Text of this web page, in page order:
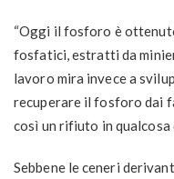
“Oggi il fosforo è
fosfatici, estratti da
lavoro mira invece a
recuperare il fosforo dai
così un rifiuto in qualcosa
Sebbene le ceneri